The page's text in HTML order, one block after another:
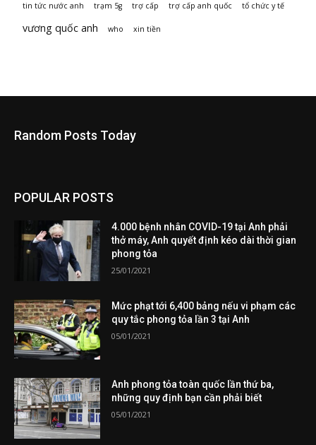
tin tức nước anh trạm 5g trợ cấp trợ cấp anh quốc tổ chức y tế
vương quốc anh who xin tiền
Random Posts Today
POPULAR POSTS
4.000 bệnh nhân COVID-19 tại Anh phải
thở máy, Anh quyết định kéo dài thời gian
phong tỏa
25/01/2021
Mức phạt tới 6,400 bảng nếu vi phạm các
quy tắc phong tỏa lần 3 tại Anh
05/01/2021
Anh phong tỏa toàn quốc lần thứ ba,
những quy định bạn cần phải biết
05/01/2021